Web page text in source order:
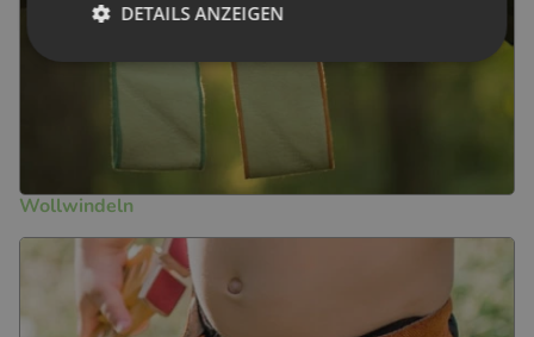
Die Doodush Saugeinlagen & Booster gibt es aus verschiedenen
Materialien und in verschiedenen Größen um die Saugleistung
perfekt für dein Kind abzustimmen.
Wollwindeln
DETAILS ANZEIGEN